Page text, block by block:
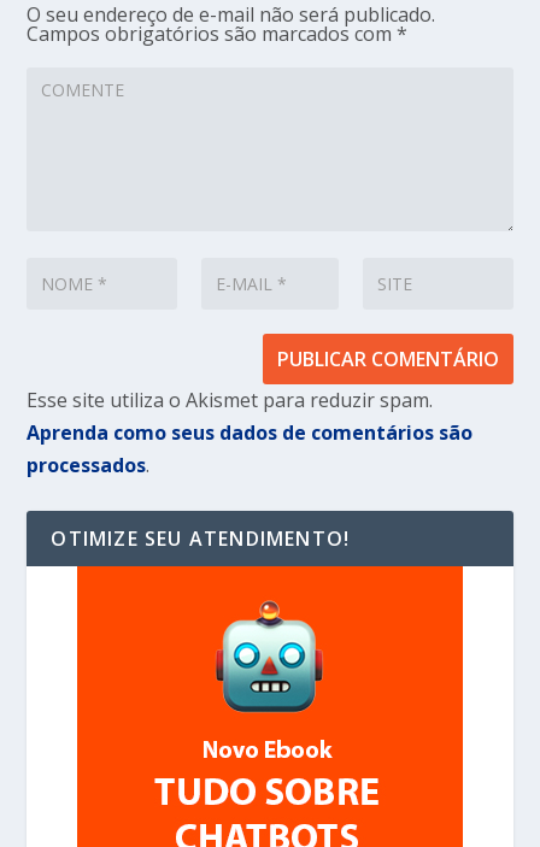
O seu endereço de e-mail não será publicado.
Campos obrigatórios são marcados com*
Esse site utiliza o Akismet para reduzir spam.
Aprenda como seus dados de comentários são
processados.
OTIMIZE SEU ATENDIMENTO!